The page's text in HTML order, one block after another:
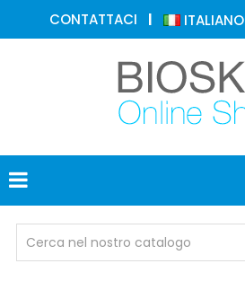
CONTATTACI ITALIANO
MEDICINA
ESTETICA
DERMATOLOGIA
FOTOTERAPIA
ELETTROMEDICALI
MEDICO
OCCHIALI
DI